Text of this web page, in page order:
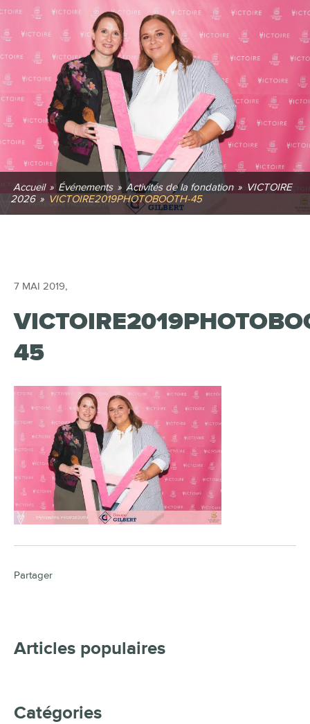
Accueil » Événements » Activités de la fondation » VICTOIRE
2026 » VICTOIRE2019PHOTOBOOTH-45
7 MAI 2019,
45
Partager
Articles populaires
Catégories